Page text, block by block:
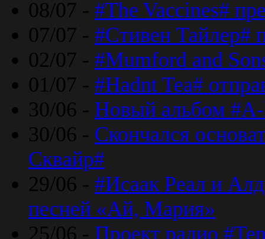
08/07 - #The Vaccines#
07/07 - #Стивен Тайлер#
02/07 - #Mumford and
01/07 - #Hadnt Tea#
30/06 - Новый альбом #A-
30/06 - Скончался
Сквайр#
29/06 - #Исаак Реал и
песней «Ай, Мария»
25/06 - Проект радио